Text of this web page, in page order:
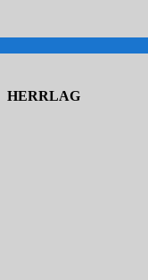
HERRLAG